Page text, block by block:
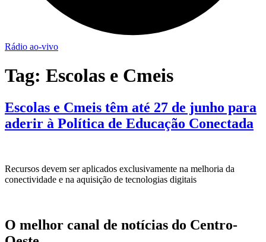
Rádio ao-vivo
Tag: Escolas e Cmeis
Escolas e Cmeis têm até 27 de junho para
aderir à Política de Educação Conectada
Recursos devem ser aplicados exclusivamente na melhoria da
conectividade e na aquisição de tecnologias digitais
O melhor canal de notícias do Centro-